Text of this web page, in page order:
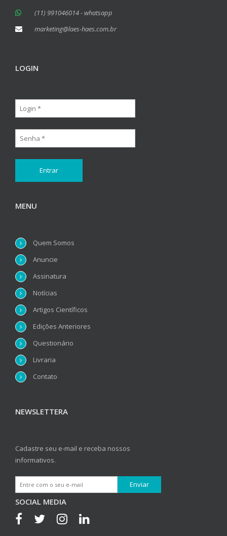
(11) 991046014 - whatsapp
marketing@laes-haes.com.br
LOGIN
MENU
Quem Somos
Anuncie
Assinatura
Notícias
Artigos Científicos
Edições Anteriores
Questionário
Livraria
Contato
NEWSLETTERA
Cadastre seu e-mail e receba nossos
informativos.
SOCIAL MEDIA